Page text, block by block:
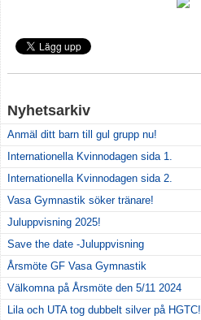
Medlemskap
Beställ föreningskläder
Kalender
Kontakt
Vanliga frågor
Integritetspolicy
Nyhetsarkiv
Anmäl ditt barn till gul grupp nu!
Internationella Kvinnodagen sida 1.
Internationella Kvinnodagen sida 2.
Vasa Gymnastik söker tränare!
Juluppvisning 2025!
Save the date -Juluppvisning
Årsmöte GF Vasa Gymnastik
Välkomna på Årsmöte den 5/11 2024
Lila och UTA tog dubbelt silver på HGTC!